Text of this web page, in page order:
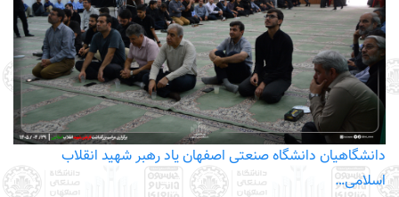
دانشگاهیان دانشگاه صنعتی اصفهان یاد رهبر شهید انقلاب
اسلامی…